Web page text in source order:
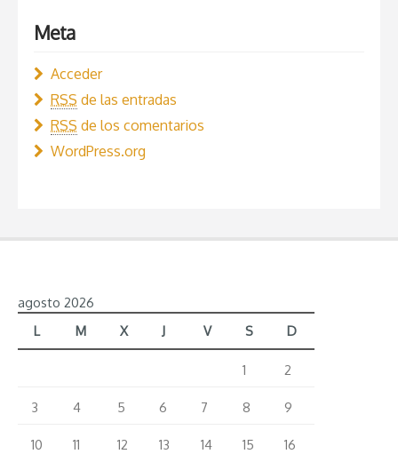
Meta
Acceder
RSS de las entradas
RSS de los comentarios
WordPress.org
agosto 2026
L
M X J V S D
1 2
3 4 5 6 7 8 9
10 11 12 13 14 15 16